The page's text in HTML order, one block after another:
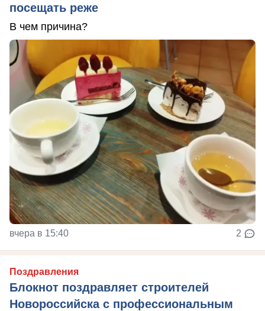
посещать реже
В чем причина?
вчера в 15:40 2
Поздравления
Блокнот поздравляет строителей
Новороссийска с профессиональным